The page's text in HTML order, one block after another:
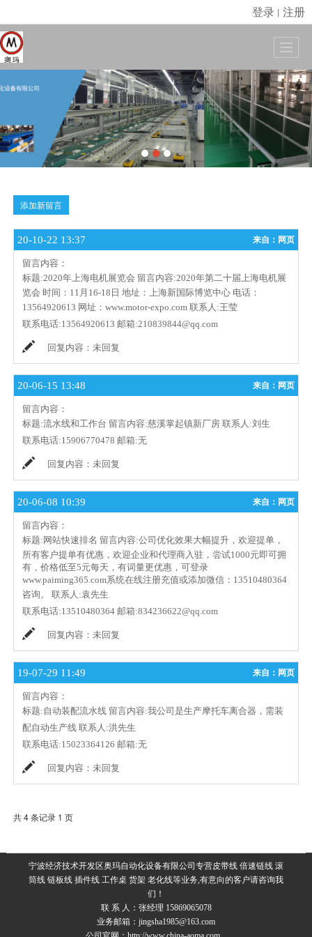
很遗憾，因您的浏览器版本过低导致无法获得最佳浏览体验，推荐下载安装谷歌浏览器！
登录 丨 注册
添加新留言
20-10-22 13:37 来自：网页
留言内容：
标题:2020年上海电机展览会 留言内容:2020年第二十届上海电机展
览会 时间：11月16-18日 地址：上海新国际博览中心 电话：
13564920613 网址：www.motor-expo.com联系人:王莹
联系电话:13564920613 邮箱:210839844@qq.com
回复内容：未回复
20-06-15 13:48 来自：网页
留言内容：
标题:流水线和工作台 留言内容:慈溪掌起镇新厂房联系人:刘生
联系电话:15906770478 邮箱:无
回复内容：未回复
20-06-08 10:39 来自：网页
留言内容：
标题: 网站快速排名 留言内容:公司优化效果大幅提升，欢迎提单，
所有客户提单有优惠，欢迎企业和代理商入驻，尝试1000元即可拥
有，价格低至5元每天，有词量更优惠，可登录
www.paiming365.com系统在线注册充值或添加微信：13510480364
咨询。联系人:袁先生
联系电话:13510480364 邮箱:834236622@qq.com
回复内容：未回复
19-07-29 11:49 来自：网页
留言内容：
标题:自动装配流水线 留言内容:我公司是生产摩托车离合器，需装
配自动生产线联系人:洪先生
联系电话:15023364126 邮箱:无
回复内容：未回复
共 4 条记录 1 页
宁波经济技术开发区奥玛自动化设备有限公司专营皮带线 倍速链线 滚
筒线 链板线 插件线 工作桌 货架 老化线等业务,有意向的客户请咨询我
们！
联 系 人：张经理 15869065078
业务邮箱：jingsha1985@163.com